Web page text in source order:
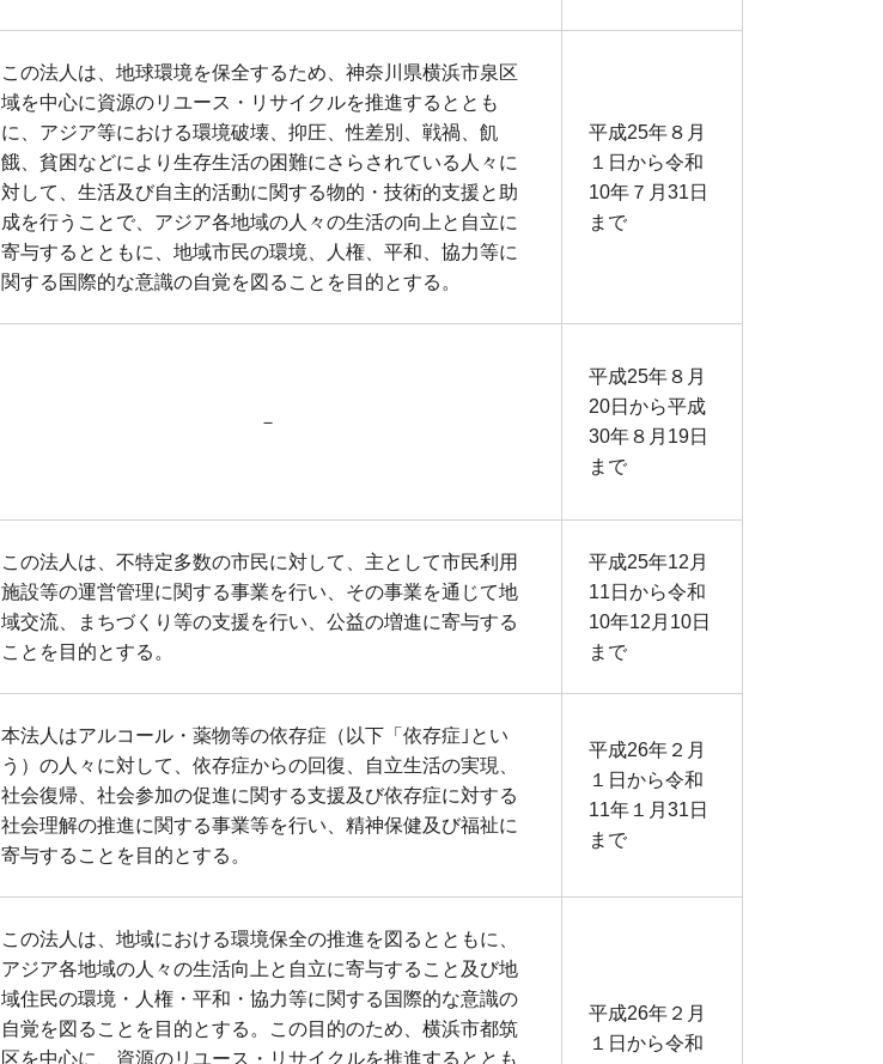
この法人は、地球環境を保全するため、神奈川県横浜市泉区
域を中心に資源のリユース・リサイクルを推進するととも
に、アジア等における環境破壊、抑圧、性差別、戦禍、飢
餓、貧困などにより生存生活の困難にさらされている人々に
対して、生活及び自主的活動に関する物的・技術的支援と助
成を行うことで、アジア各地域の人々の生活の向上と自立に
寄与するとともに、地域市民の環境、人権、平和、協力等に
関する国際的な意識の自覚を図ることを目的とする。
平成25年８月
１日から令和
10年７月31日
まで
－
平成25年８月
20日から平成
30年８月19日
まで
この法人は、不特定多数の市民に対して、主として市民利用
施設等の運営管理に関する事業を行い、その事業を通じて地
域交流、まちづくり等の支援を行い、公益の増進に寄与する
ことを目的とする。
平成25年12月
11日から令和
10年12月10日
まで
本法人はアルコール・薬物等の依存症（以下「依存症｣とい
う）の人々に対して、依存症からの回復、自立生活の実現、
社会復帰、社会参加の促進に関する支援及び依存症に対する
社会理解の推進に関する事業等を行い、精神保健及び福祉に
寄与することを目的とする。
平成26年２月
１日から令和
11年１月31日
まで
この法人は、地域における環境保全の推進を図るとともに、
アジア各地域の人々の生活向上と自立に寄与すること及び地
域住民の環境・人権・平和・協力等に関する国際的な意識の
自覚を図ることを目的とする。この目的のため、横浜市都筑
区を中心に、資源のリユース・リサイクルを推進するととも
平成26年２月
１日から令和